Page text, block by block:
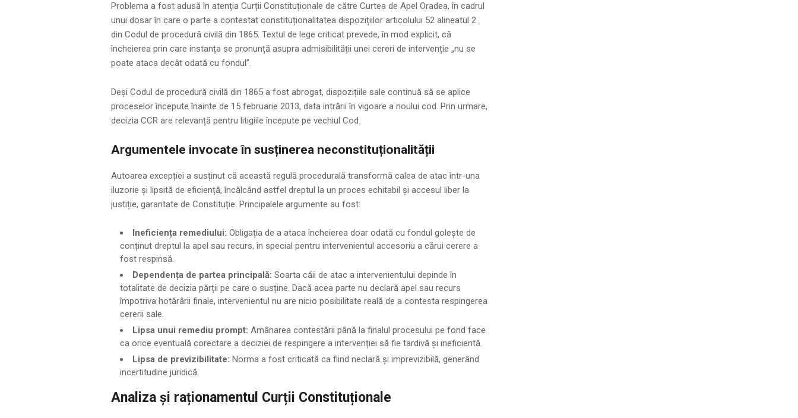
Problema a fost adusă în atenția Curții Constituționale de către Curtea de Apel Oradea, în cadrul
unui dosar în care o parte a contestat constituționalitatea dispozițiilor articolului 52 alineatul 2
din Codul de procedură civilă din 1865. Textul de lege criticat prevede, în mod explicit, că
încheierea prin care instanța se pronunță asupra admisibilității unei cereri de intervenție „nu se
poate ataca decât odată cu fondul”.
Deși Codul de procedură civilă din 1865 a fost abrogat, dispozițiile sale continuă să se aplice
proceselor începute înainte de 15 februarie 2013, data intrării în vigoare a noului cod. Prin urmare,
decizia CCR are relevanță pentru litigiile începute pe vechiul Cod.
Argumentele invocate în susținerea neconstituționalității
Autoarea excepției a susținut că această regulă procedurală transformă calea de atac într-una
iluzorie și lipsită de eficiență, încălcând astfel dreptul la un proces echitabil și accesul liber la
justiție, garantate de Constituție. Principalele argumente au fost:
Ineficiența remediului: Obligația de a ataca încheierea doar odată cu fondul golește de
conținut dreptul la apel sau recurs, în special pentru intervenientul accesoriu a cărui cerere a
fost respinsă.
Dependența de partea principală: Soarta căii de atac a intervenientului depinde în
totalitate de decizia părții pe care o susține. Dacă acea parte nu declară apel sau recurs
împotriva hotărârii finale, intervenientul nu are nicio posibilitate reală de a contesta respingerea
cererii sale.
Lipsa unui remediu prompt: Amânarea contestării până la finalul procesului pe fond face
ca orice eventuală corectare a deciziei de respingere a intervenției să fie tardivă și ineficientă.
Lipsa de previzibilitate: Norma a fost criticată ca fiind neclară și imprevizibilă, generând
incertitudine juridică.
Analiza și raționamentul Curții Constituționale